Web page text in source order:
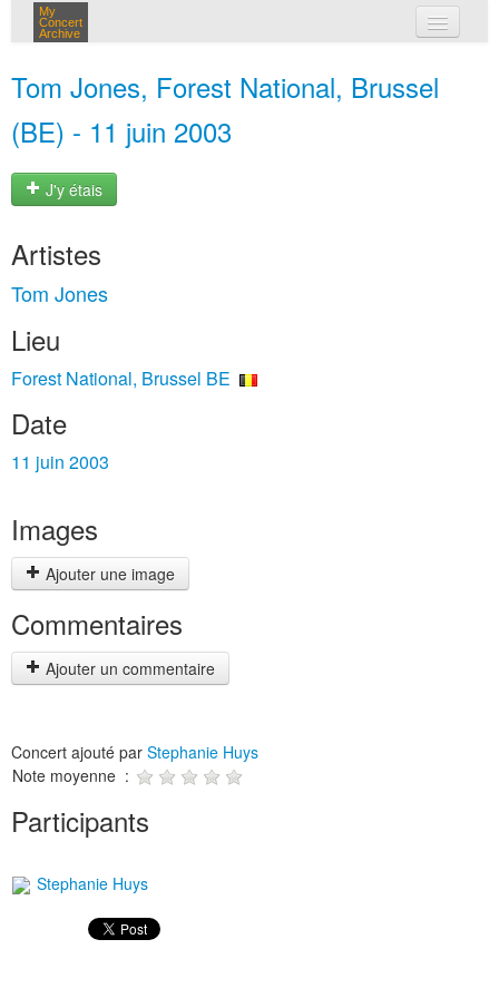
My
Concert
Archive
Tom Jones, Forest National, Brussel
(BE) - 11 juin 2003
J'y étais
Artistes
Tom Jones
Lieu
Forest National, Brussel BE
Date
11 juin 2003
Images
Ajouter une image
Commentaires
Ajouter un commentaire
Concert ajouté par Stephanie Huys
Note moyenne :
Participants
Stephanie Huys